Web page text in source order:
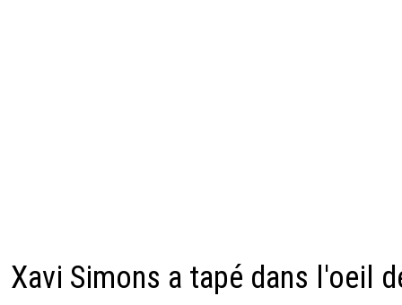
Xavi Simons a tapé dans l'oeil